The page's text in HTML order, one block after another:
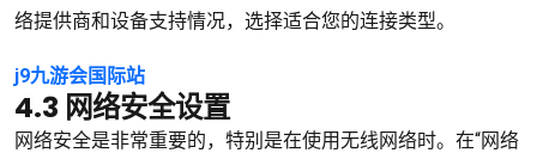
络提供商和设备支持情况，选择适合您的连接类型。
j9九游会国际站
4.3 网络安全设置
网络安全是非常重要的，特别是在使用无线网络时。在“网络